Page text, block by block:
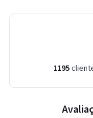
1195